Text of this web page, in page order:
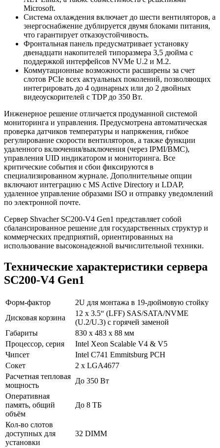
Microsoft.
Система охлаждения включает до шести вентиляторов, а
энергоснабжение дублируется двумя блоками питания,
что гарантирует отказоустойчивость.
Фронтальная панель предусматривает установку
двенадцати накопителей типоразмера 3,5 дюйма с
поддержкой интерфейсов NVMe U.2 и M.2.
Коммутационные возможности расширены за счет
слотов PCIe всех актуальных поколений, позволяющих
интегрировать до 4 одинарных или до 2 двойных
видеоускорителей с TDP до 350 Вт.
Инженерное решение отличается продуманной системой
мониторинга и управления. Предусмотрена автоматическая
проверка датчиков температуры и напряжения, гибкое
регулирование скорости вентиляторов, а также функции
удаленного включения/выключения (через IPMI/BMC),
управления UID индикатором и мониторинга. Все
критические события и сбои фиксируются в
специализированном журнале. Дополнительные опции
включают интеграцию с MS Active Directory и LDAP,
удаленное управление образами ISO и отправку уведомлений
по электронной почте.
Сервер Shvacher SC200-V4 Gen1 представляет собой
сбалансированное решение для государственных структур и
коммерческих предприятий, ориентированных на
использование высоконадежной вычислительной техники.
Технические характеристики сервера
SC200-V4 Gen1
Форм-фактор
2U для монтажа в 19-дюймовую стойку
Дисковая корзина
12 х 3.5“ (LFF) SAS/SATA/NVME
(U.2/U.3) с горячей заменой
Габариты
830 x 483 x 88 мм
Процессор, серия
Intel Xeon Scalable V4 & V5
Чипсет
Intel C741 Emmitsburg PCH
Сокет
2 x LGA4677
Расчетная тепловая
мощность
До 350 Вт
Оперативная
память, общий
объём
До 8 ТБ
Кол-во слотов
доступных для
установки
32 DIMM